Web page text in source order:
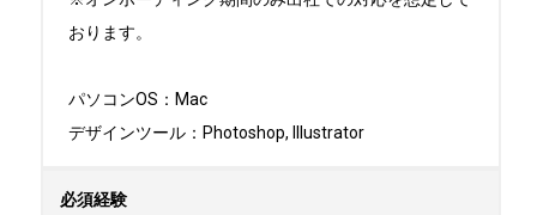
おります。
パソコンOS：Mac
デザインツール：Photoshop, Illustrator
必須経験